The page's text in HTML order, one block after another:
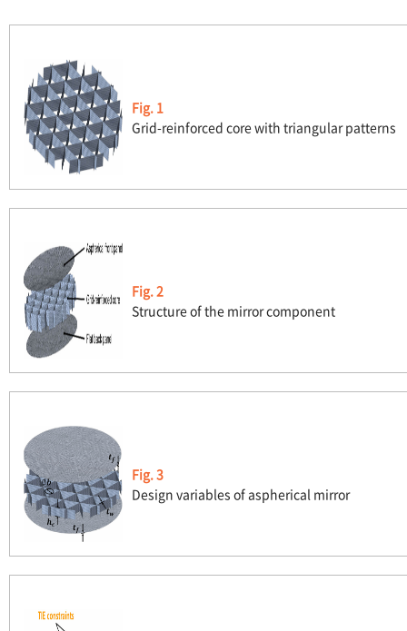
Fig. 1
Grid-reinforced core with triangular patterns
Fig. 2
Structure of the mirror component
Fig. 3
Design variables of aspherical mirror